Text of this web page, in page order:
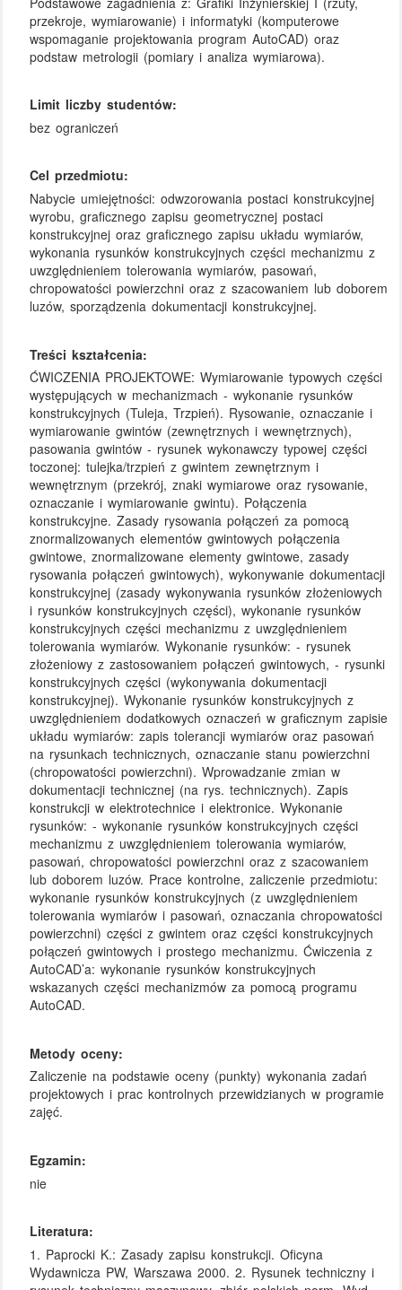
przekroje, wymiarowanie) i informatyki (komputerowe
wspomaganie projektowania program AutoCAD) oraz
podstaw metrologii (pomiary i analiza wymiarowa).
Limit liczby studentów:
bez ograniczeń
Cel przedmiotu:
Nabycie umiejętności: odwzorowania postaci konstrukcyjnej
wyrobu, graficznego zapisu geometrycznej postaci
konstrukcyjnej oraz graficznego zapisu układu wymiarów,
wykonania rysunków konstrukcyjnych części mechanizmu z
uwzględnieniem tolerowania wymiarów, pasowań,
chropowatości powierzchni oraz z szacowaniem lub doborem
luzów, sporządzenia dokumentacji konstrukcyjnej.
Treści kształcenia:
ĆWICZENIA PROJEKTOWE: Wymiarowanie typowych części
występujących w mechanizmach - wykonanie rysunków
konstrukcyjnych (Tuleja, Trzpień). Rysowanie, oznaczanie i
wymiarowanie gwintów (zewnętrznych i wewnętrznych),
pasowania gwintów - rysunek wykonawczy typowej części
toczonej: tulejka/trzpień z gwintem zewnętrznym i
wewnętrznym (przekrój, znaki wymiarowe oraz rysowanie,
oznaczanie i wymiarowanie gwintu). Połączenia
konstrukcyjne. Zasady rysowania połączeń za pomocą
znormalizowanych elementów gwintowych połączenia
gwintowe, znormalizowane elementy gwintowe, zasady
rysowania połączeń gwintowych), wykonywanie dokumentacji
konstrukcyjnej (zasady wykonywania rysunków złożeniowych
i rysunków konstrukcyjnych części), wykonanie rysunków
konstrukcyjnych części mechanizmu z uwzględnieniem
tolerowania wymiarów. Wykonanie rysunków: - rysunek
złożeniowy z zastosowaniem połączeń gwintowych, - rysunki
konstrukcyjnych części (wykonywania dokumentacji
konstrukcyjnej). Wykonanie rysunków konstrukcyjnych z
uwzględnieniem dodatkowych oznaczeń w graficznym zapisie
układu wymiarów: zapis tolerancji wymiarów oraz pasowań
na rysunkach technicznych, oznaczanie stanu powierzchni
(chropowatości powierzchni). Wprowadzanie zmian w
dokumentacji technicznej (na rys. technicznych). Zapis
konstrukcji w elektrotechnice i elektronice. Wykonanie
rysunków: - wykonanie rysunków konstrukcyjnych części
mechanizmu z uwzględnieniem tolerowania wymiarów,
pasowań, chropowatości powierzchni oraz z szacowaniem
lub doborem luzów. Prace kontrolne, zaliczenie przedmiotu:
wykonanie rysunków konstrukcyjnych (z uwzględnieniem
tolerowania wymiarów i pasowań, oznaczania chropowatości
powierzchni) części z gwintem oraz części konstrukcyjnych
połączeń gwintowych i prostego mechanizmu. Ćwiczenia z
AutoCAD’a: wykonanie rysunków konstrukcyjnych
wskazanych części mechanizmów za pomocą programu
AutoCAD.
Metody oceny:
Zaliczenie na podstawie oceny (punkty) wykonania zadań
projektowych i prac kontrolnych przewidzianych w programie
zajęć.
Egzamin:
nie
Literatura:
1. Paprocki K.: Zasady zapisu konstrukcji. Oficyna
Wydawnicza PW, Warszawa 2000. 2. Rysunek techniczny i